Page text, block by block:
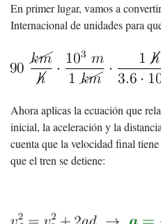
En primer lugar, vamos a
Internacional de unidades para
Ahora aplicas la ecuación que
inicial, la aceleración y la
cuenta que la velocidad final
que el tren se detiene: